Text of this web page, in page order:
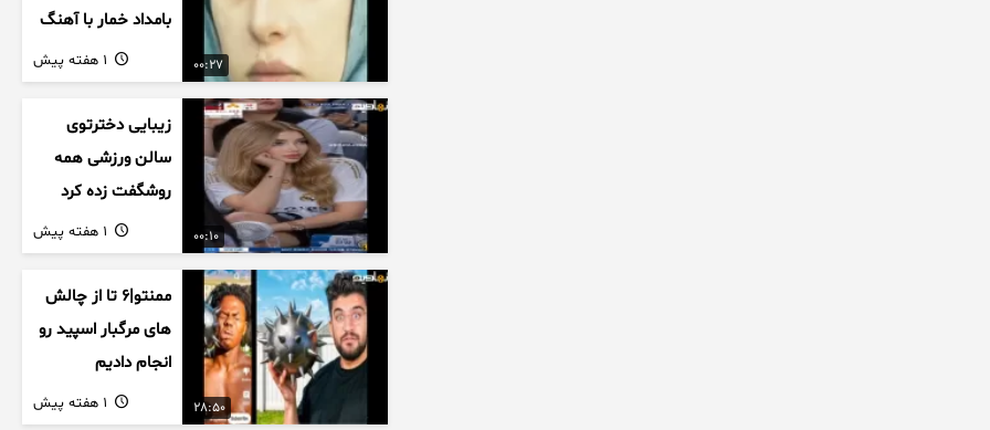
00:27
بامداد خمار با آهنگ
احسان خواجه امیری
00:10
زیبایی دخترتوی
سالن ورزشی همه
روشگفت زده کرد
28:50
ممنتو|۶ تا از چالش
های مرگبار اسپید رو
انجام دادیم